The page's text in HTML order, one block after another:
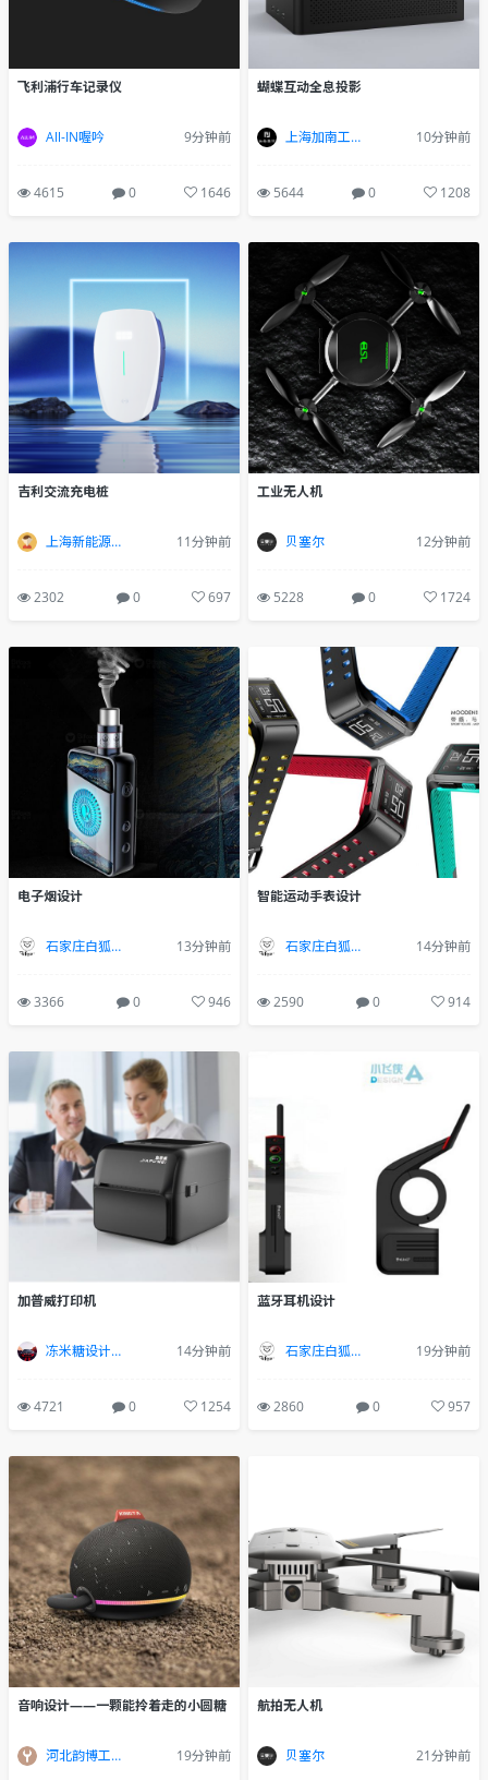
飞利浦行车记录仪
All-IN喔吟 9分钟前
4615 0 1646
蝴蝶互动全息投影
上海加南工业设计有限公司 10分钟前
5644 0 1208
吉利交流充电桩
上海新能源产品设计 11分钟前
2302 0 697
工业无人机
贝塞尔 12分钟前
5228 0 1724
电子烟设计
石家庄白狐设计 13分钟前
3366 0 946
智能运动手表设计
石家庄白狐设计 14分钟前
2590 0 914
加普威打印机
冻米糖设计工作室 14分钟前
4721 0 1254
蓝牙耳机设计
石家庄白狐设计 19分钟前
2860 0 957
音响设计——一颗能拎着走的小圆糖
河北韵博工业设计 19分钟前
航拍无人机
贝塞尔 21分钟前